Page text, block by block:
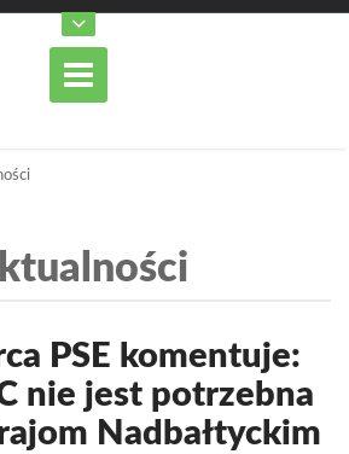
PSE komentuje:
nie jest potrzebna
Nadbałtyckim